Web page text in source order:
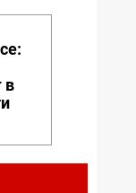
в